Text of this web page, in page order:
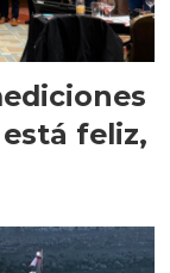
feliz,